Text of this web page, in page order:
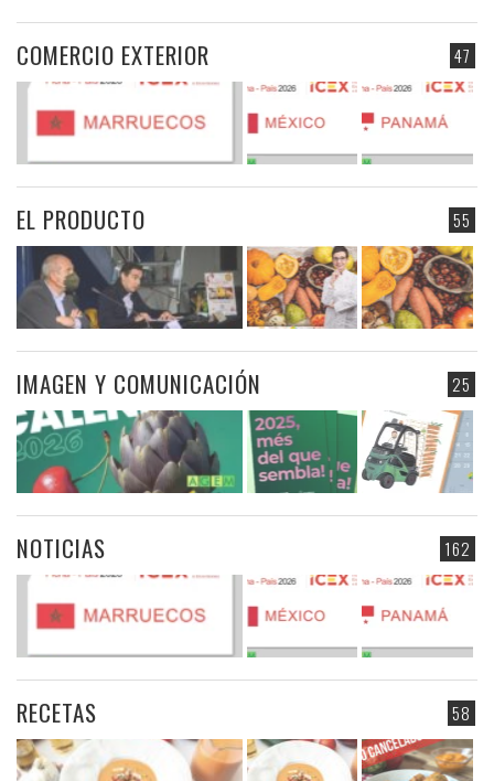
47
COMERCIO EXTERIOR
55
EL PRODUCTO
25
IMAGEN Y COMUNICACIÓN
162
NOTICIAS
58
RECETAS